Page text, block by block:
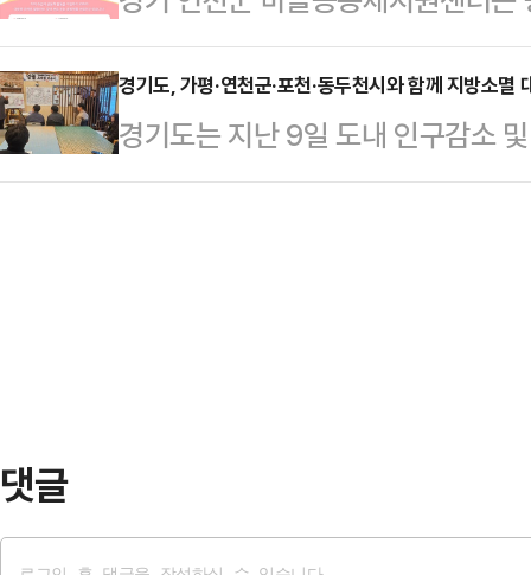
저 수준이다.올해 지역 농가에 배
규모로, 1차 입국자 47명을 시작으
차적으로 농가 현장에 배치될 예정
근로자 …
마을 만들기 주민공모사업’ 참여 공
기 공모사업’은 지역의 인적·물적
을 발굴하고 해결 방안을 모색해 실
동체 활동 지원사업으로, 총 10개
경기도, 가평·연천군·포천·동두천시와 함께 지방소멸
경기도는 지난 9일 도내 인구감소
동두천)과 함께 강원특별자치도 영
댓글